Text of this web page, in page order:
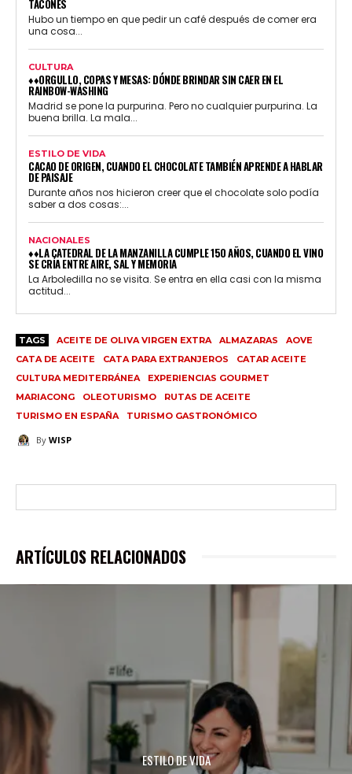
TACONES
Hubo un tiempo en que pedir un café después de comer era
una cosa...
CULTURA
♦♦ORGULLO, COPAS Y MESAS: DÓNDE BRINDAR SIN CAER EN EL
RAINBOW-WASHING
Madrid se pone la purpurina. Pero no cualquier purpurina. La
buena brilla. La mala...
ESTILO DE VIDA
CACAO DE ORIGEN, CUANDO EL CHOCOLATE TAMBIÉN APRENDE A HABLAR
DE PAISAJE
Durante años nos hicieron creer que el chocolate solo podía
saber a dos cosas:...
NACIONALES
♦♦LA CATEDRAL DE LA MANZANILLA CUMPLE 150 AÑOS, CUANDO EL VINO
SE CRÍA ENTRE AIRE, SAL Y MEMORIA
La Arboledilla no se visita. Se entra en ella casi con la misma
actitud...
TAGS ACEITE DE OLIVA VIRGEN EXTRA ALMAZARAS
AOVE
CATA DE ACEITE
CATA PARA EXTRANJEROS
CATAR ACEITE
CULTURA MEDITERRÁNEA
EXPERIENCIAS GOURMET
MARIACONG
OLEOTURISMO
RUTAS DE ACEITE
TURISMO EN ESPAÑA
TURISMO GASTRONÓMICO
By WISP
ARTÍCULOS RELACIONADOS
ESTILO DE VIDA